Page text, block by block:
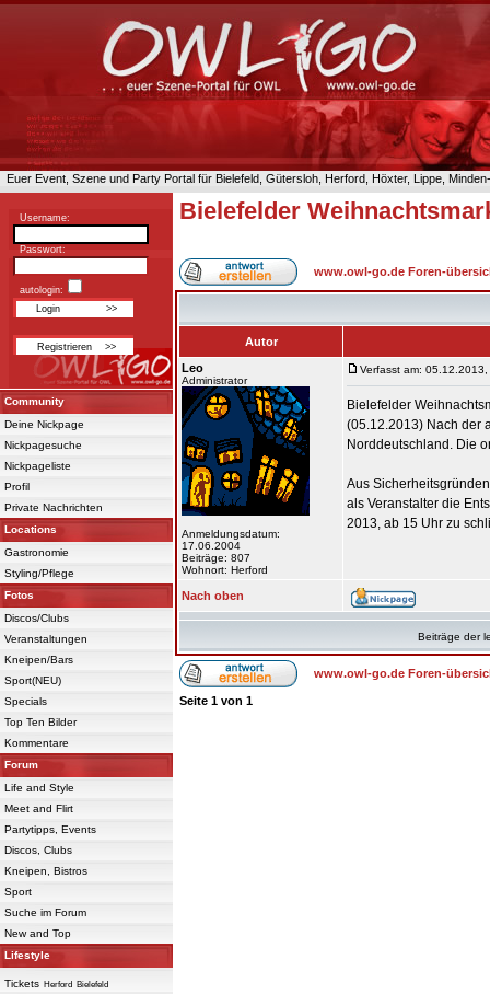
Euer Event, Szene und Party Portal für Bielefeld, Gütersloh, Herford, Höxter, Lippe,
Username:
Passwort:
autologin:
Community
Deine Nickpage
Nickpagesuche
Nickpageliste
Profil
Private Nachrichten
Locations
Gastronomie
Styling/Pflege
Fotos
Discos/Clubs
Veranstaltungen
Kneipen/Bars
Sport(NEU)
Specials
Top Ten Bilder
Kommentare
Forum
Life and Style
Meet and Flirt
Partytipps, Events
Discos, Clubs
Kneipen, Bistros
Sport
Suche im Forum
New and Top
Lifestyle
Tickets Herford Bielefeld
Bielefelder
www.owl-go.de Foren-
Autor
Leo
Administrator
Anmeldungsdatum:
17.06.2004
Beiträge: 807
Wohnort: Herford
Verfasst am:
Bielefelder
(05.12.2013) Nach der
Norddeutschland. Die
Aus
als Veranstalter die
2013, ab 15 Uhr zu
Nach oben
Beiträge der
www.owl-go.de Foren-
Seite 1 von 1